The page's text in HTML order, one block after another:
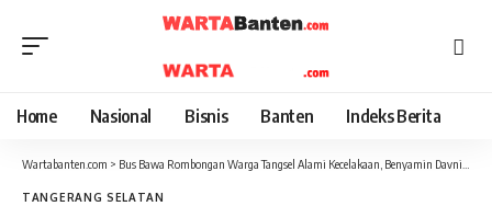
Home Nasional Bisnis Banten Indeks Berita
Wartabanten.com > Bus Bawa Rombongan Warga Tangsel Alami Kecelakaan, Benyamin Davnie Langsung Berangkat ke Guci Tegal
TANGERANG SELATAN